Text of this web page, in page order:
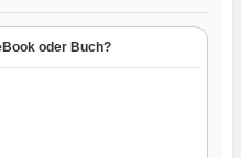
oder Buch?